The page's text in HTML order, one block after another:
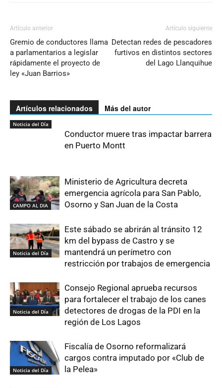
Artículo anterior
Gremio de conductores llama
a parlamentarios a legislar
rápidamente el proyecto de
ley «Juan Barrios»
Artículo siguiente
Detectan redes de pescadores
furtivos en distintos sectores
del Lago Llanquihue
Artículos relacionados Más del autor
Noticia del Día
Conductor muere tras impactar barrera
en Puerto Montt
CAMPO AL DIA
Ministerio de Agricultura decreta
emergencia agrícola para San Pablo,
Osorno y San Juan de la Costa
Noticia del Día
Este sábado se abrirán al tránsito 12
km del bypass de Castro y se
mantendrá un perímetro con
restricción por trabajos de emergencia
Noticia del Día
Consejo Regional aprueba recursos
para fortalecer el trabajo de los canes
detectores de drogas de la PDI en la
región de Los Lagos
Noticia del Día
Fiscalía de Osorno reformalizará
cargos contra imputado por «Club de
la Pelea»